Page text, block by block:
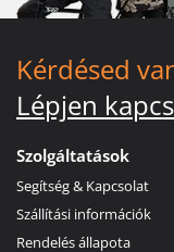
Kérdésed
Lépjen
Szolgáltatások
Segítség & Kapcsolat
Szállítási információk
Rendelés állapota